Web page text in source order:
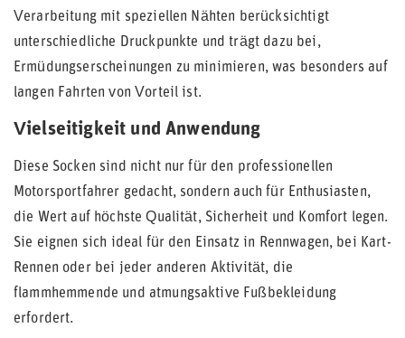
Verarbeitung mit speziellen Nähten berücksichtigt
unterschiedliche Druckpunkte und trägt dazu bei,
Ermüdungserscheinungen zu minimieren, was besonders auf
langen Fahrten von Vorteil ist.
Vielseitigkeit und Anwendung
Diese Socken sind nicht nur für den professionellen
Motorsportfahrer gedacht, sondern auch für Enthusiasten,
die Wert auf höchste Qualität, Sicherheit und Komfort legen.
Sie eignen sich ideal für den Einsatz in Rennwagen, bei Kart-
Rennen oder bei jeder anderen Aktivität, die
flammhemmende und atmungsaktive Fußbekleidung
erfordert.